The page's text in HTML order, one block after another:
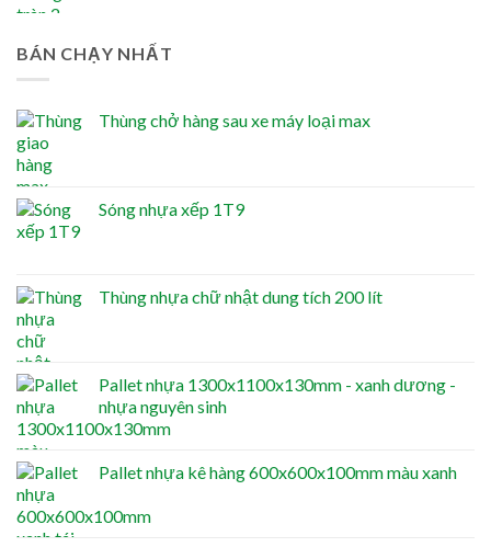
BÁN CHẠY NHẤT
Thùng chở hàng sau xe máy loại max
Sóng nhựa xếp 1T9
Thùng nhựa chữ nhật dung tích 200 lít
Pallet nhựa 1300x1100x130mm - xanh dương -
nhựa nguyên sinh
Pallet nhựa kê hàng 600x600x100mm màu xanh